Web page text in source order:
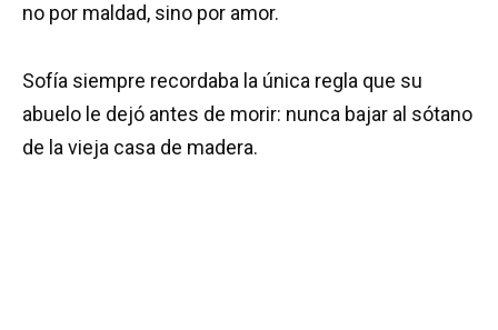
no por maldad, sino por amor.
Sofía siempre recordaba la única regla que su
abuelo le dejó antes de morir: nunca bajar al sótano
de la vieja casa de madera.